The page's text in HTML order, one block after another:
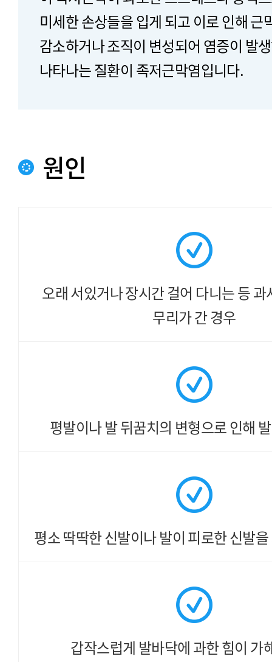
미세한 손상들을 입게 되고 이로 인해 근
감소하거나 조직이 변성되어 염증이 발
나타나는 질환이 족저근막염입니다.
원인
오래 서있거나 장시간 걸어 다니는 등과
무리가 간 경우
평발이나 발 뒤꿈치의 변형으로 인해
평소 딱딱한 신발이나발이 피로한 신발
갑작스럽게 발바닥에과한 힘이 가